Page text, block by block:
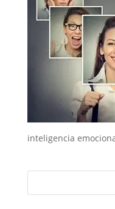
inteligencia